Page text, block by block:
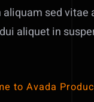
aliquam sed vitae
aliquet in
to Avada